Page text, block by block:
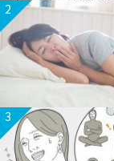
2
3